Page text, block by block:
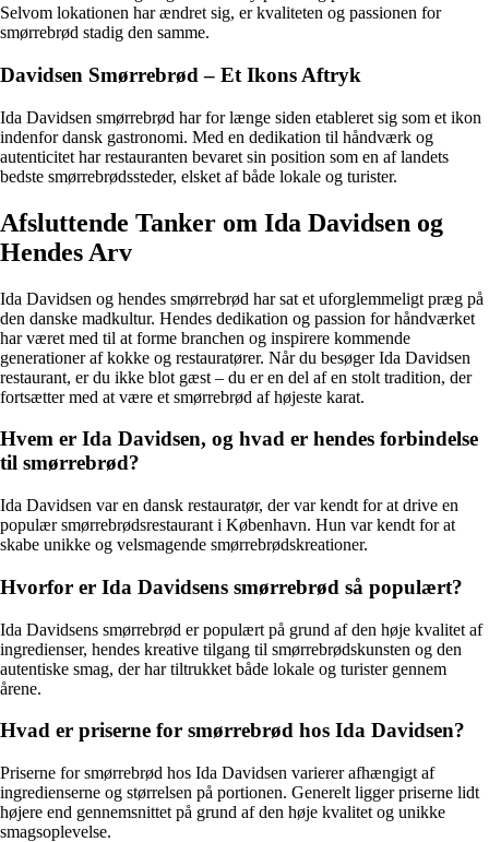
Selvom lokationen har ændret sig, er kvaliteten og passionen for
smørrebrød stadig den samme.
Davidsen Smørrebrød – Et Ikons Aftryk
Ida Davidsen smørrebrød har for længe siden etableret sig som et ikon
indenfor dansk gastronomi. Med en dedikation til håndværk og
autenticitet har restauranten bevaret sin position som en af landets
bedste smørrebrødssteder, elsket af både lokale og turister.
Afsluttende Tanker om Ida Davidsen og
Hendes Arv
Ida Davidsen og hendes smørrebrød har sat et uforglemmeligt præg på
den danske madkultur. Hendes dedikation og passion for håndværket
har været med til at forme branchen og inspirere kommende
generationer af kokke og restauratører. Når du besøger Ida Davidsen
restaurant, er du ikke blot gæst – du er en del af en stolt tradition, der
fortsætter med at være et smørrebrød af højeste karat.
Hvem er Ida Davidsen, og hvad er hendes forbindelse
til smørrebrød?
Ida Davidsen var en dansk restauratør, der var kendt for at drive en
populær smørrebrødsrestaurant i København. Hun var kendt for at
skabe unikke og velsmagende smørrebrødskreationer.
Hvorfor er Ida Davidsens smørrebrød så populært?
Ida Davidsens smørrebrød er populært på grund af den høje kvalitet af
ingredienser, hendes kreative tilgang til smørrebrødskunsten og den
autentiske smag, der har tiltrukket både lokale og turister gennem
årene.
Hvad er priserne for smørrebrød hos Ida Davidsen?
Priserne for smørrebrød hos Ida Davidsen varierer afhængigt af
ingredienserne og størrelsen på portionen. Generelt ligger priserne lidt
højere end gennemsnittet på grund af den høje kvalitet og unikke
smagsoplevelse.